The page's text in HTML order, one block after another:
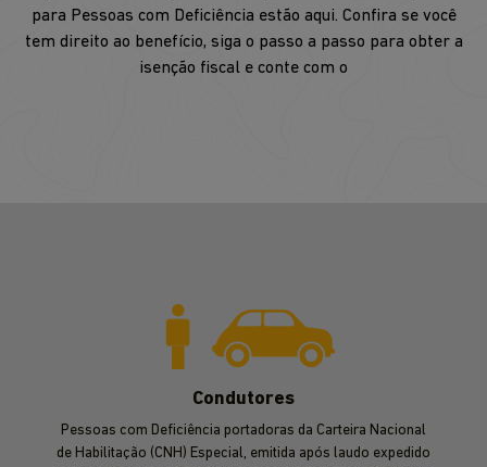
para Pessoas com Deficiência estão aqui. Confira se você
tem direito ao benefício, siga o passo a passo para obter a
isenção fiscal e conte com o
Condutores
Pessoas com Deficiência portadoras da Carteira Nacional
de Habilitação (CNH) Especial, emitida após laudo expedido